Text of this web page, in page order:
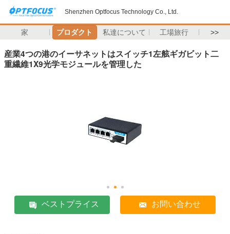
Shenzhen Optfocus Technology Co., Ltd.
家 プロダクト 私達について 工場旅行 >>
産業4つの港のイーサネットはスイッチ1左舷ギガビット二
重繊維1X9光学モジュールを管理した
ベストプライス お問い合わせ